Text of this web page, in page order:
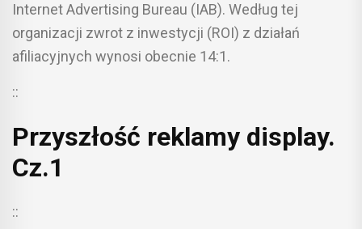
Internet Advertising Bureau (IAB). Według tej
organizacji zwrot z inwestycji (ROI) z działań
afiliacyjnych wynosi obecnie 14:1.
::
Przyszłość reklamy display.
Cz.1
::